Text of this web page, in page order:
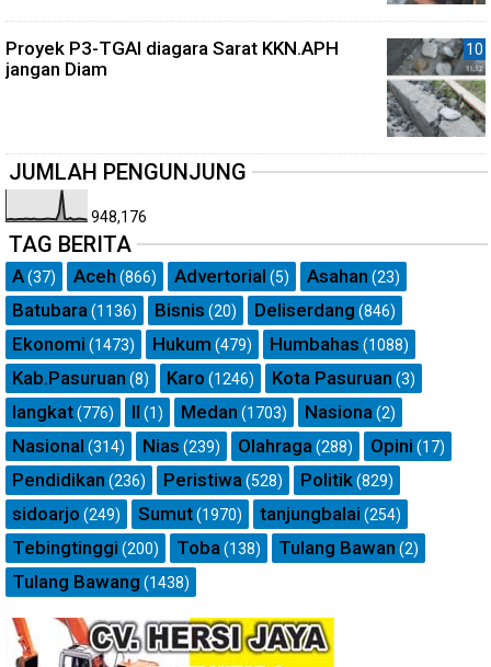
Proyek P3-TGAI diagara Sarat KKN.APH
jangan Diam
JUMLAH PENGUNJUNG
948,176
TAG BERITA
A(37) Aceh (866) Advertorial (5) Asahan (23)
Batubara (1136) Bisnis (20) Deliserdang (846)
Ekonomi (1473) Hukum (479) Humbahas (1088)
Kab.Pasuruan (8) Karo (1246) Kota Pasuruan (3)
langkat(776) ll (1) Medan (1703) Nasiona (2)
Nasional (314) Nias (239) Olahraga (288) Opini (17)
Pendidikan (236) Peristiwa (528) Politik(829)
sidoarjo (249) Sumut(1970) tanjungbalai (254)
Tebingtinggi (200) Toba (138) Tulang Bawan (2)
Tulang Bawang (1438)